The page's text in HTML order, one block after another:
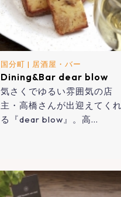
国分町 | 居酒屋・バー
Dining&Bar dear blow
気さくでゆるい雰囲気の店
主・高橋さんが出迎えてくれ
る『dear blow』。高…